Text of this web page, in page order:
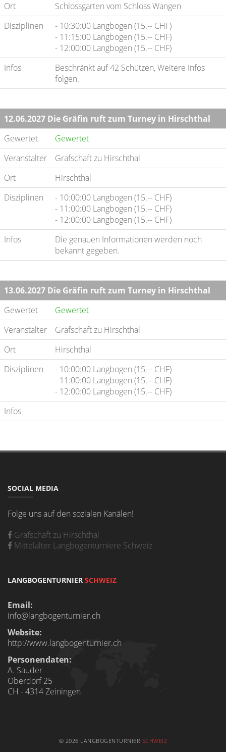
Ort
Schlossgarten vom Schloss Wangen
Disziplinen
- 10:30:00 Langbogen (15.-- CHF)
- 11:15:00 Langbogen (15.-- CHF)
- 12:00:00 Langbogen (15.-- CHF)
Infos
Beschränkt auf 42 Schützen, Weitere Infos
folgen.
12.06.2027 Die Gräfin ruft zum Turney in Hirschthal
Gewertet
Gewertet
Veranstalter
Grafschaft zu Hirschthal
Ort
Hirschthal
Disziplinen
- 10:00:00 Langbogen (15.-- CHF)
- 11:00:00 Langbogen (15.-- CHF)
- 12:00:00 Langbogen (15.-- CHF)
Infos
Die genauen Informationen werden noch
bekannt gegeben.
13.06.2027 Die Gräfin ruft zum Turney in Hirschthal
Gewertet
Gewertet
Veranstalter
Grafschaft zu Hirschthal
Ort
Hirschthal
Disziplinen
- 10:00:00 Langbogen (15.-- CHF)
- 11:00:00 Langbogen (15.-- CHF)
- 12:00:00 Langbogen (15.-- CHF)
Infos
SOCIAL MEDIA
Folge uns auf den sozialen Kanälen!
Grafschaft zu Hirschthal
Mittelalter Langbogenturniere Schweiz
LANGBOGENTURNIER SCHWEIZ
Email:
info@langbogenturnier.ch
Website:
http://www.langbogenturnier.ch
Personendaten:
A. Sauder
Oberdorf 25
CH - 4314 Zeiningen
© 2026 LANGBOGENTURNIER SCHWEIZ